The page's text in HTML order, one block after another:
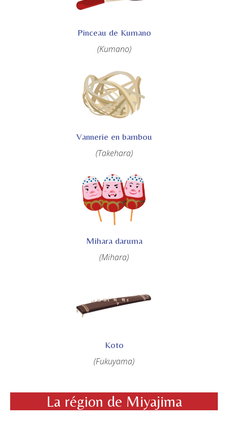
Pinceau de Kumano
(Kumano)
Vannerie en bambou
(Takehara)
Mihara daruma
(Mihara)
Koto
(Fukuyama)
La région de Miyajima